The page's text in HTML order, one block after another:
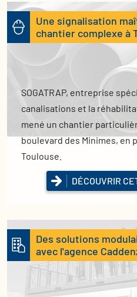
Une signalisation
chantier complexe à
SOGATRAP, entreprise
canalisations et la
mené un chantier
boulevard des Minimes, en
Toulouse.
DÉCOUVRIR
Des solutions
avec l'agence